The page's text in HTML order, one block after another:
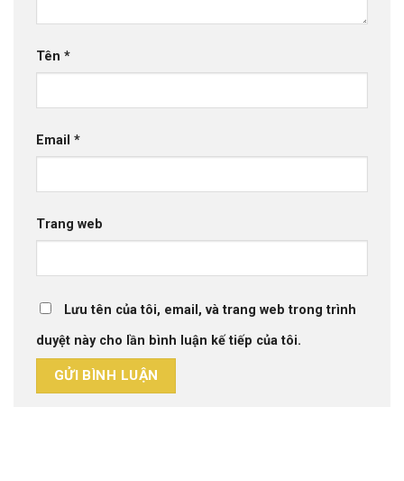
Tên *
Email *
Trang web
Lưu tên của tôi, email, và trang web trong trình
duyệt này cho lần bình luận kế tiếp của tôi.